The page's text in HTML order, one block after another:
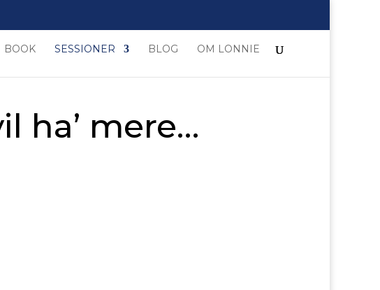
BOOK SESSIONER BLOG OM LONNIE
ha’ mere…